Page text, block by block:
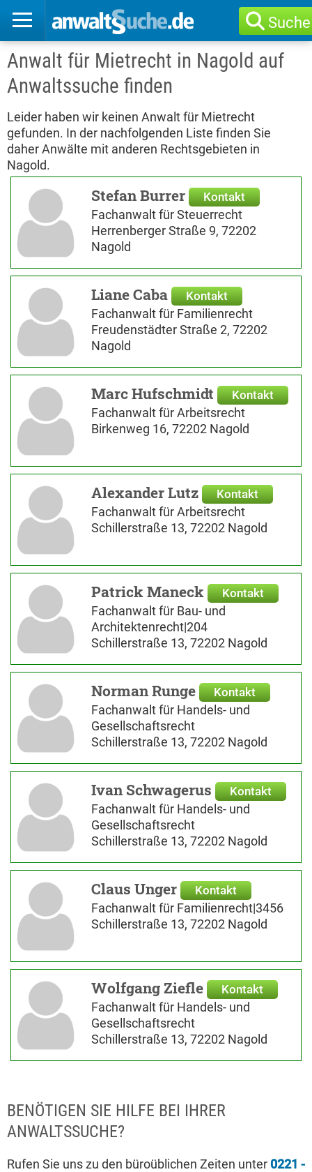
Suche
Anwalt für Mietrecht in Nagold auf
Anwaltssuche finden
Leider haben wir keinen Anwalt für Mietrecht
gefunden. In der nachfolgenden Liste finden Sie
daher Anwälte mit anderen Rechtsgebieten in
Nagold.
Stefan Burrer Kontakt
Fachanwalt für Steuerrecht
Herrenberger Straße 9, 72202
Nagold
Liane Caba Kontakt
Fachanwalt für Familienrecht
Freudenstädter Straße 2, 72202
Nagold
Marc Hufschmidt Kontakt
Fachanwalt für Arbeitsrecht
Birkenweg 16, 72202 Nagold
Alexander Lutz Kontakt
Fachanwalt für Arbeitsrecht
Schillerstraße 13, 72202 Nagold
Patrick Maneck Kontakt
Fachanwalt für Bau- und
Architektenrecht|204
Schillerstraße 13, 72202 Nagold
Norman Runge Kontakt
Fachanwalt für Handels- und
Gesellschaftsrecht
Schillerstraße 13, 72202 Nagold
Ivan Schwagerus Kontakt
Fachanwalt für Handels- und
Gesellschaftsrecht
Schillerstraße 13, 72202 Nagold
Claus Unger Kontakt
Fachanwalt für Familienrecht|3456
Schillerstraße 13, 72202 Nagold
Wolfgang Ziefle Kontakt
Fachanwalt für Handels- und
Gesellschaftsrecht
Schillerstraße 13, 72202 Nagold
BENÖTIGEN SIE HILFE BEI IHRER
ANWALTSSUCHE?
Rufen Sie uns zu den büroüblichen Zeiten unter 0221 -